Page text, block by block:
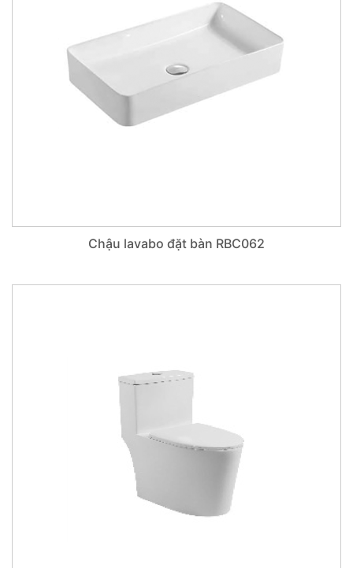
Chậu lavabo đặt bàn RBC062